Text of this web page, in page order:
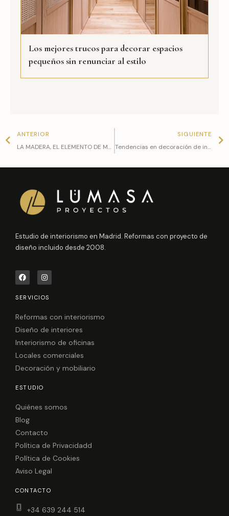
Los mejores trucos para decorar espacios
pequeños sin renunciar al estilo
ANTERIOR
LA MADERA, EL ELEMENTO DE MODA EN EL DISEÑO INTERIOR
SIGUIENTE
Tendencias en decoración de interiores 2024
Estudio de interiorismo en Madrid. Reformas con proyecto de
diseño incluido desde 2008.
F
a
c
e
b
o
I
n
s
t
a
r
m
SERVICIOS
Reformas con interiorismo
Diseño de interiores
Interiorismo de oficinas
Locales comerciales
Decoración y mobiliario
ESTUDIO
Quiénes somos
Blog
Contacto
Política de Privacidadd
Política de Cookies
Aviso Legal
CONTACTO
+34 639 244 514